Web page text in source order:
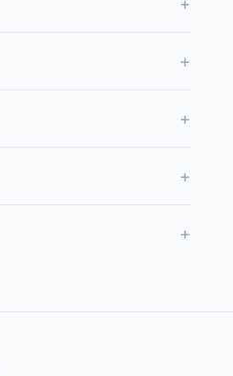
+
+
+
+